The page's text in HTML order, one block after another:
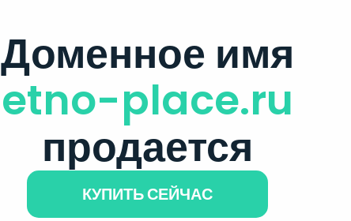
Доменное имя
etno-place.ru
продается
КУПИТЬ СЕЙЧАС